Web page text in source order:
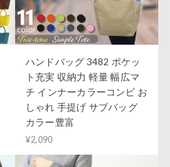
ハンドバッグ 3482 ポケッ
ト充実 収納力 軽量 幅広マ
チ インナーカラーコンビ お
しゃれ 手提げ サブバッグ
カラー豊富
¥2,090